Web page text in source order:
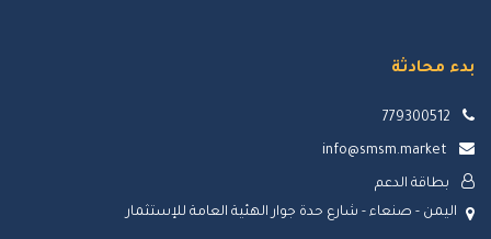
بدء محادثة
779300512
info@smsm.market
بطاقة الدعم
اليمن - صنعاء - شارع حدة جوار الهئية العامة للإستثمار